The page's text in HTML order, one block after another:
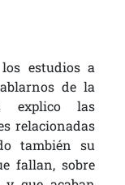
estudios a
de la
explico las
relacionadas
también su
fallan, sobre